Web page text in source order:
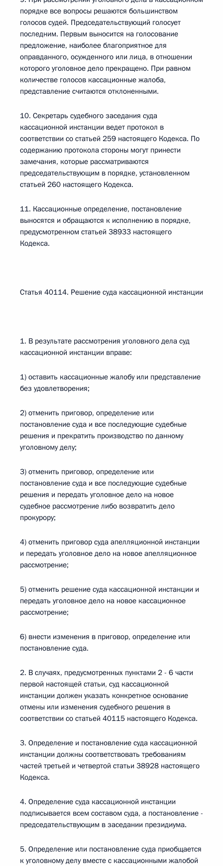
порядке все вопросы решаются большинством
голосов судей. Председательствующий голосует
последним. Первым выносится на голосование
предложение, наиболее благоприятное для
оправданного, осужденного или лица, в отношении
которого уголовное дело прекращено. При равном
количестве голосов кассационные жалоба,
представление считаются отклоненными.
10. Секретарь судебного заседания суда
кассационной инстанции ведет протокол в
соответствии со статьей 259 настоящего Кодекса. По
содержанию протокола стороны могут принести
замечания, которые рассматриваются
председательствующим в порядке, установленном
статьей 260 настоящего Кодекса.
11. Кассационные определение, постановление
выносятся и обращаются к исполнению в порядке,
предусмотренном статьей 38933 настоящего
Кодекса.
Статья 40114. Решение суда кассационной инстанции
1. В результате рассмотрения уголовного дела суд
кассационной инстанции вправе:
1) оставить кассационные жалобу или представление
без удовлетворения;
2) отменить приговор, определение или
постановление суда и все последующие судебные
решения и прекратить производство по данному
уголовному делу;
3) отменить приговор, определение или
постановление суда и все последующие судебные
решения и передать уголовное дело на новое
судебное рассмотрение либо возвратить дело
прокурору;
4) отменить приговор суда апелляционной инстанции
и передать уголовное дело на новое апелляционное
рассмотрение;
5) отменить решение суда кассационной инстанции и
передать уголовное дело на новое кассационное
рассмотрение;
6) внести изменения в приговор, определение или
постановление суда.
2. В случаях, предусмотренных пунктами 2 - 6 части
первой настоящей статьи, суд кассационной
инстанции должен указать конкретное основание
отмены или изменения судебного решения в
соответствии со статьей 40115 настоящего Кодекса.
3. Определение и постановление суда кассационной
инстанции должны соответствовать требованиям
частей третьей и четвертой статьи 38928 настоящего
Кодекса.
4. Определение суда кассационной инстанции
подписывается всем составом суда, а постановление -
председательствующим в заседании президиума.
5. Определение или постановление суда приобщается
к уголовному делу вместе с кассационными жалобой